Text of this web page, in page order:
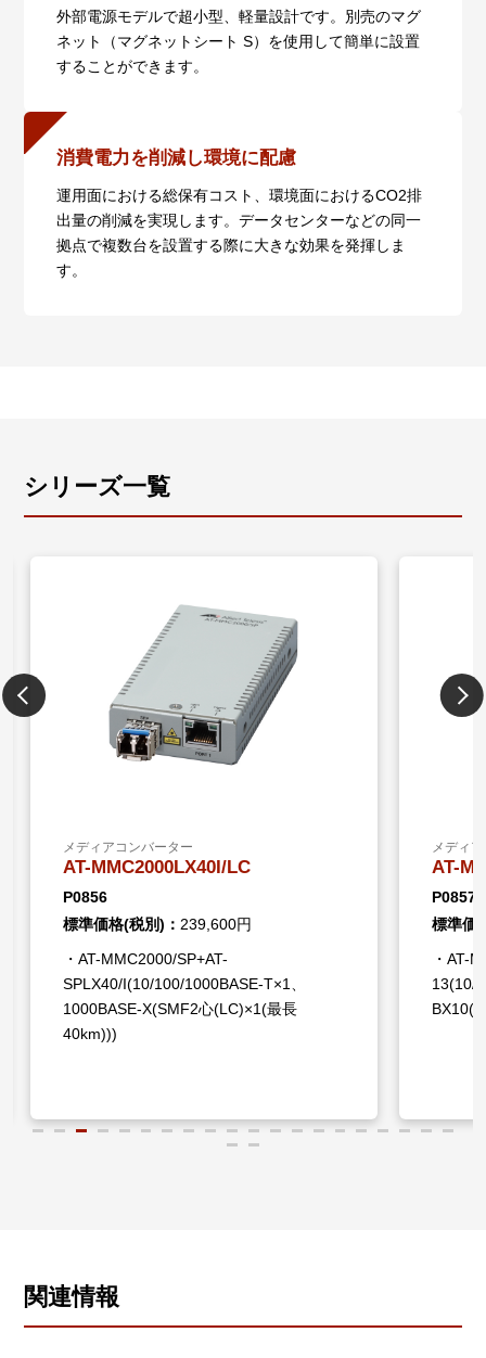
・AT-MMC200/SC：ハードウェアリビジョンRev. J
以降
・AT-MMC200/ST： ハードウェアリビジョンRev. K
これより前のMMC200シリーズでは、本ポートは
また、ハードウェアリビジョンRev.Gより前のAT-
MMC2000/SPでは、光ポートが100Mbpsでリンク時
は、本ポートは10/100Mbpsでオートネゴシエーショ
ンを行います。
外部電源モデルで超小型、軽量設計です。別売のマグ
ネット（マグネットシート S）を使用して簡単に設置
することができます。
消費電力を削減し環境に配慮
運用面における総保有コスト、環境面におけるCO2排
出量の削減を実現します。データセンターなどの同一
拠点で複数台を設置する際に大きな効果を発揮しま
す。
シリーズ一覧
メディアコンバーター
AT-MMC2000LX40I/LC
P0856
標準価格(税別)： 239,600円
・AT-MMC2000/SP+AT-
SPLX40/I(10/100/1000BASE-T×1、
1000BASE-X(SMF2心(LC)×1(最長
40km)))
メディ
AT-
P0857
標準価
・AT-
13(10/
関連情報